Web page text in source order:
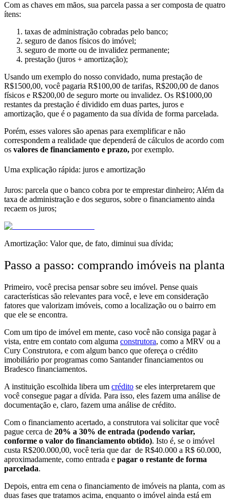
Com as chaves em mãos, sua parcela passa a ser composta de quatro
ítens:
taxas de administração cobradas pelo banco;
seguro de danos físicos do imóvel;
seguro de morte ou de invalidez permanente;
prestação (juros + amortização);
Usando um exemplo do nosso convidado, numa prestação de
R$1500,00, você pagaria R$100,00 de tarifas, R$200,00 de danos
físicos e R$200,00 de seguro morte ou invalidez. Os R$1000,00
restantes da prestação é dividido em duas partes, juros e
amortização, que é o pagamento da sua dívida de forma parcelada.
Porém, esses valores são apenas para exemplificar e não
correspondem a realidade que dependerá de cálculos de acordo com
os valores de financiamento e prazo, por exemplo.
Uma explicação rápida: juros e amortização
Juros: parcela que o banco cobra por te emprestar dinheiro; Além da
taxa de administração e dos seguros, sobre o financiamento ainda
recaem os juros;
Amortização: Valor que, de fato, diminui sua dívida;
Passo a passo: comprando imóveis na planta
Primeiro, você precisa pensar sobre seu imóvel. Pense quais
características são relevantes para você, e leve em consideração
fatores que valorizam imóveis, como a localização ou o bairro em
que ele se encontra.
Com um tipo de imóvel em mente, caso você não consiga pagar à
vista, entre em contato com alguma construtora, como a MRV ou a
Cury Construtora, e com algum banco que ofereça o crédito
imobiliário por programas como Santander financiamentos ou
Bradesco financiamentos.
A instituição escolhida libera um crédito se eles interpretarem que
você consegue pagar a dívida. Para isso, eles fazem uma análise de
documentação e, claro, fazem uma análise de crédito.
Com o financiamento acertado, a construtora vai solicitar que você
pague cerca de 20% a 30% de entrada (podendo variar,
conforme o valor do financiamento obtido). Isto é, se o imóvel
custa R$200.000,00, você teria que dar de R$40.000 a R$ 60.000,
aproximadamente, como entrada e pagar o restante de forma
parcelada.
Depois, entra em cena o financiamento de imóveis na planta, com as
duas fases que tratamos acima, enquanto o imóvel ainda está em